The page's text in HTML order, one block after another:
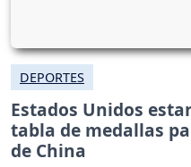
DEPORTES
Estados Unidos
tabla de medallas
de China